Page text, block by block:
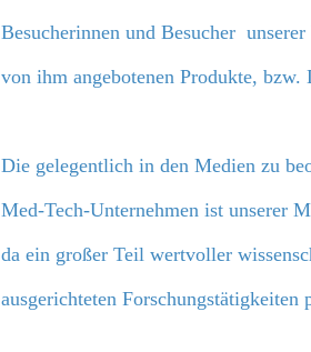
Besucherinnen und Besucher
von ihm angebotenen Produkte,
Die gelegentlich in den Medien zu
Med-Tech-Unternehmen ist unserer
da ein großer Teil wertvoller
ausgerichteten